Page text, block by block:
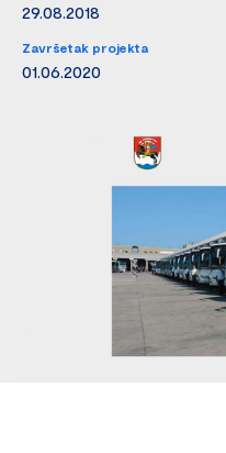
29.08.2018
Završetak projekta
01.06.2020